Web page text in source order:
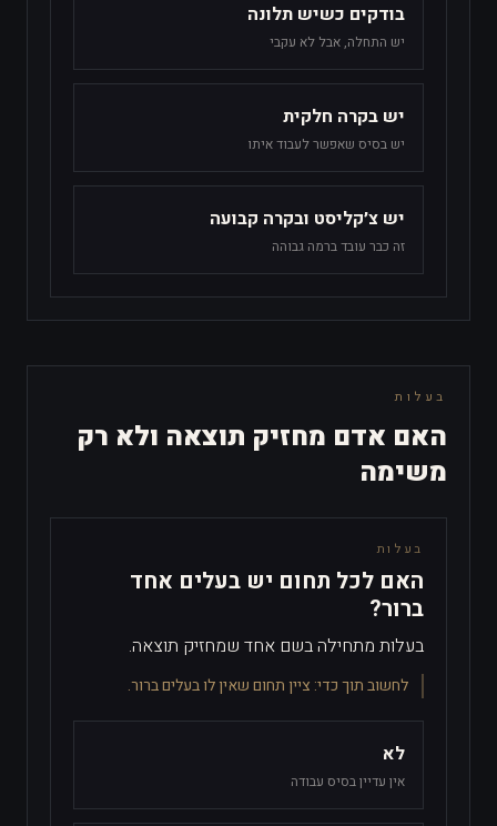
בודקים כשיש תלונה
יש התחלה, אבל לא עקבי
יש בקרה חלקית
יש בסיס שאפשר לעבוד איתו
יש צ׳קליסט ובקרה קבועה
זה כבר עובד ברמה גבוהה
בעלות
האם אדם מחזיק תוצאה ולא רק
משימה
בעלות
האם לכל תחום יש בעלים אחד
ברור?
בעלות מתחילה בשם אחד שמחזיק תוצאה.
לחשוב תוך כדי: ציין תחום שאין לו בעלים ברור.
לא
אין עדיין בסיס עבודה